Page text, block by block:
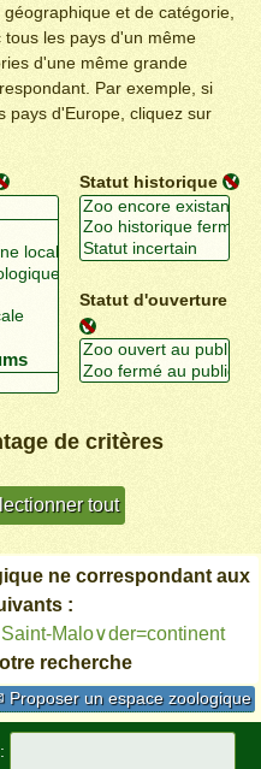
et de catégorie,
les pays d'un même
d'une même grande
Par exemple, si
pays d'Europe, cliquez sur
Statut historique
Statut d'ouverture
de critères
ne correspondant aux
:
Malo∨der=continent
recherche
Proposer un espace zoologique